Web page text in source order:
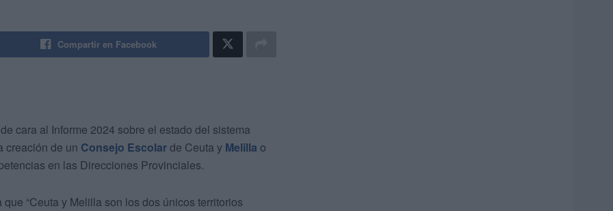
Compartir en Facebook
cara al Informe 2024 sobre el estado del sistema
creación de un Consejo Escolarde Ceuta y Melilla o
en las Direcciones Provinciales.
“Ceuta y Melilla son los dos únicos territorios